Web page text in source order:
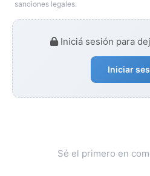
sanciones legales.
Iniciá sesión para
Iniciar
Sé el primero en